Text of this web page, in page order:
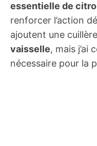
essentielle de
renforcer l’action
ajoutent une
vaisselle, mais j’ai
nécessaire pour la